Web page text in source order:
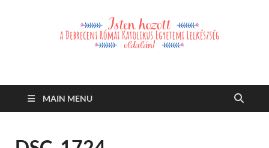
Debreceni Római
Katolikus Egyetemi
Lelkészség
Katolikus Szent László Szakkollégium hírei, eseményei
MAIN MENU